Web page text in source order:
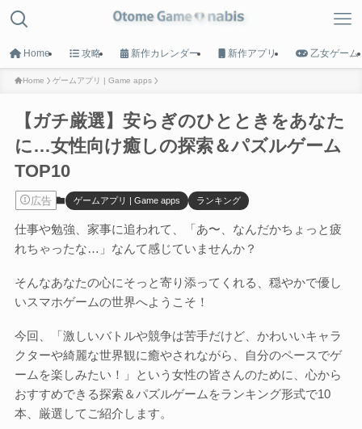
MENU
トップへ戻る
Game List
攻略タイトル一覧
Calender
Otome Game
乙女ゲーム
Home 攻略 新作カレンダー 新作アプリ 乙女ゲーム
Home ゲームアプリ | Game apps
【ガチ厳選】安らぎのひとときをあなた
に…女性向け癒しの探索＆パズルゲーム
TOP10
広告 ゲームアプリ | Game apps ランキング
仕事や勉強、家事に追われて、「あ〜、なんだかちょっと疲
れちゃったな…」なんて感じていませんか？
そんなあなたの心にそっと寄り添ってくれる、穏やかで優し
いスマホゲームの世界へようこそ！
今回、「激しいバトルや競争は苦手だけど、かわいいキャラ
クターや綺麗な世界観に癒やされながら、自分のペースでゲ
ームを楽しみたい！」という女性の皆さんのために、心から
おすすめできる探索＆パズルゲームをランキング形式で10
本、厳選してご紹介します。